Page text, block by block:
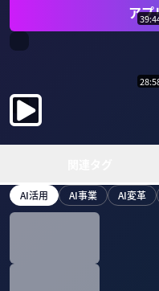
アプ
AI活用 AI事業 AI変革